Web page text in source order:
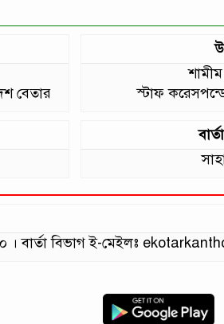
বেতার
স্টাফ
। বার্তা বিভাগ ই-মেইলঃ